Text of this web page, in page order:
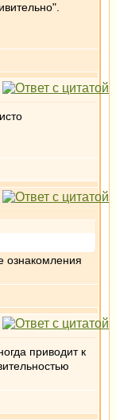
ознакомления
приводит к